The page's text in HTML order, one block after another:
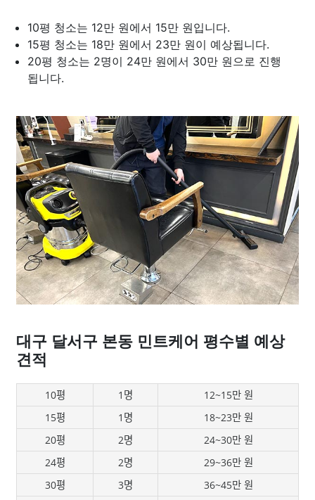
10평 청소는 12만 원에서 15만 원입니다.
15평 청소는 18만 원에서 23만 원이 예상됩니다.
20평 청소는 2명이 24만 원에서 30만 원으로 진행
됩니다.
대구 달서구 본동 민트케어 평수별 예상
견적
10평 1명
12~15만 원
15평
1명
18~23만 원
20평
2명
24~30만 원
24평
2명
29~36만 원
30평
3명
36~45만 원